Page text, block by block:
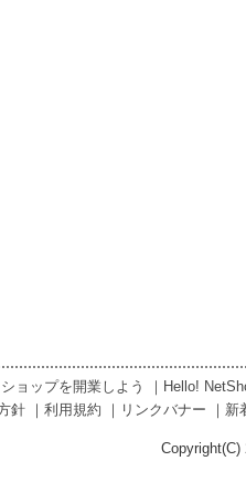
ョップを開業しよう ｜ Hello!
針 ｜ 利用規約 ｜ リンクバナー ｜ 新